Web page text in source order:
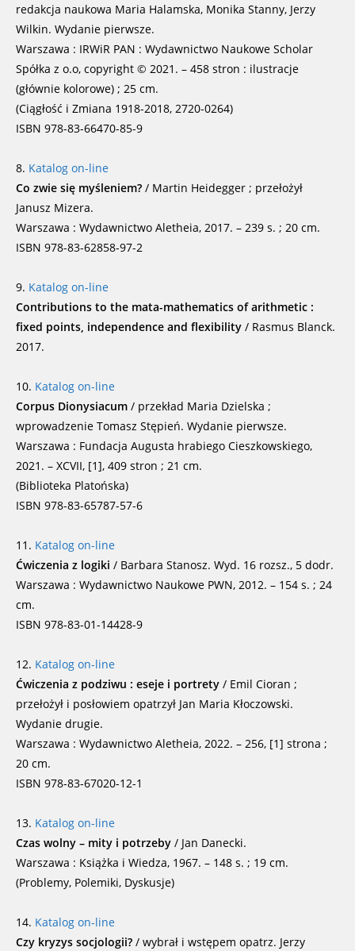
redakcja naukowa Maria Halamska, Monika Stanny, Jerzy
Wilkin. Wydanie pierwsze.
Warszawa : IRWiR PAN : Wydawnictwo Naukowe Scholar
Spółka z o.o, copyright © 2021. – 458 stron : ilustracje
(głównie kolorowe) ; 25 cm.
(Ciągłość i Zmiana 1918-2018, 2720-0264)
ISBN 978-83-66470-85-9
8. Katalog on-line
Co zwie się myśleniem? / Martin Heidegger ; przełożył
Janusz Mizera.
Warszawa : Wydawnictwo Aletheia, 2017. – 239 s. ; 20 cm.
ISBN 978-83-62858-97-2
9. Katalog on-line
Contributions to the mata-mathematics of arithmetic :
fixed points, independence and flexibility / Rasmus Blanck.
2017.
10. Katalog on-line
Corpus Dionysiacum / przekład Maria Dzielska ;
wprowadzenie Tomasz Stępień. Wydanie pierwsze.
Warszawa : Fundacja Augusta hrabiego Cieszkowskiego,
2021. – XCVII, [1], 409 stron ; 21 cm.
(Biblioteka Platońska)
ISBN 978-83-65787-57-6
11. Katalog on-line
Ćwiczenia z logiki / Barbara Stanosz. Wyd. 16 rozsz., 5 dodr.
Warszawa : Wydawnictwo Naukowe PWN, 2012. – 154 s. ; 24
cm.
ISBN 978-83-01-14428-9
12. Katalog on-line
Ćwiczenia z podziwu : eseje i portrety / Emil Cioran ;
przełożył i posłowiem opatrzył Jan Maria Kłoczowski.
Wydanie drugie.
Warszawa : Wydawnictwo Aletheia, 2022. – 256, [1] strona ;
20 cm.
ISBN 978-83-67020-12-1
13. Katalog on-line
Czas wolny – mity i potrzeby / Jan Danecki.
Warszawa : Książka i Wiedza, 1967. – 148 s. ; 19 cm.
(Problemy, Polemiki, Dyskusje)
14. Katalog on-line
Czy kryzys socjologii? / wybrał i wstępem opatrz. Jerzy